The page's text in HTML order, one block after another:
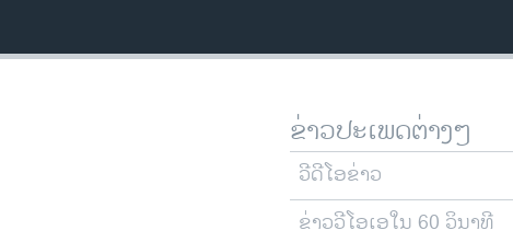
ຂ່າວປະເພດຕ່າງໆ
ວີດີໂອຂ່າວ
ຂ່າວວີໂອເອໃນ 60 ວິນາທີ